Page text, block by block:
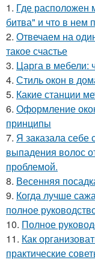
1. Где расположен
битва" и что в нем
2. Отвечаем на
такое счастье
3. Царга в мебели:
4. Стиль окон в
5. Какие станции
6. Оформление
принципы
7. Я заказала себе
выпадения волос
проблемой.
8. Весенняя
9. Когда лучше
полное
10. Полное
11. Как
практические